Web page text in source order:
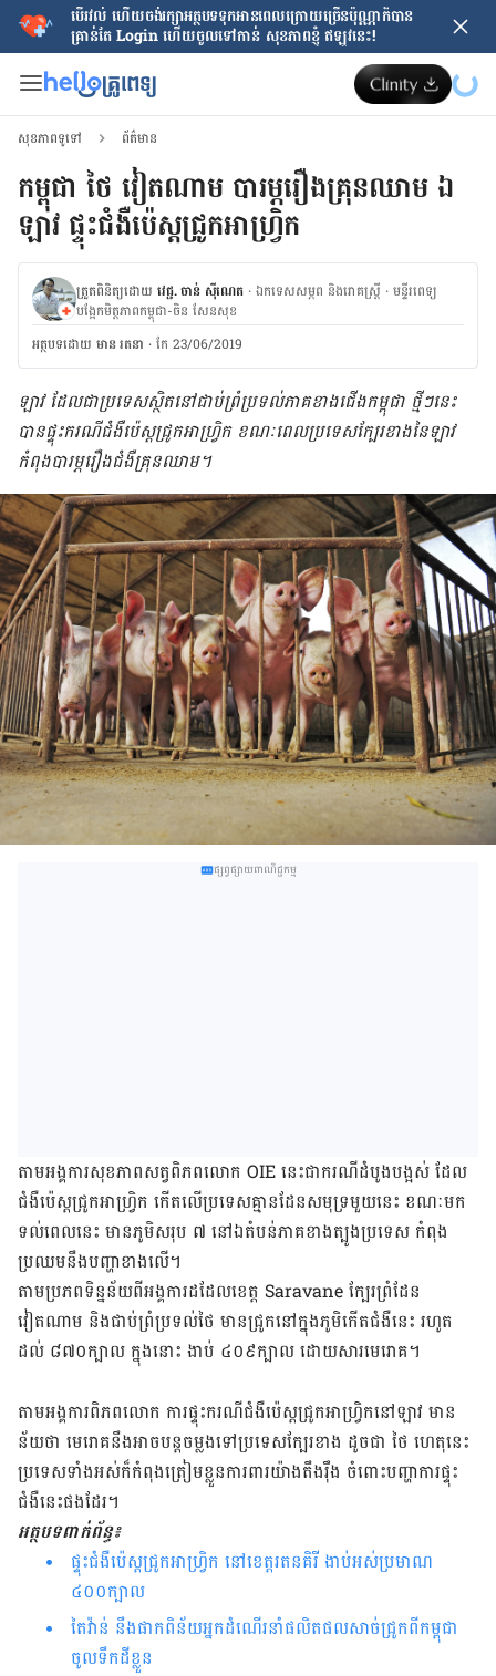
បើរវល់ ហើយចង់​រក្សាអត្ថបទទុកអានពេលក្រោយ​ច្រើនប៉ុណ្ណាក៏បាន
គ្រាន់តែ​ Login ហើយចូលទៅកាន់ សុខភាពខ្ញុំ ឥឡូវនេះ!
សុខភាពទូទៅ ព័ត៌មាន
កម្ពុជា ថៃ វៀតណាម បារម្ភ​រឿង​គ្រុន​​ឈាម ឯ​
ឡាវ​ ផ្ទុះ​ជំងឺ​ប៉េស្ត​ជ្រូក​អាហ្វ្រិក​​​
ត្រួតពិនិត្យដោយ វេជ្ជ. ចាន់ ស៊ីណេត ·ឯកទេសសម្ភព និងរោគស្ត្រី ·ម​ន្ទីរពេទ្យ
បង្អែកមិត្តភាពកម្ពុជា-ចិន សែនសុខ
អត្ថបទ​ដោយ មាន រតនា ·កែ 23/06/2019
ឡាវ ដែលជា​ប្រទេស​​ស្ថិត​នៅ​ជាប់ព្រំ​ប្រទល់​ភាគ​ខាង​ជើង​កម្ពុជា ថ្មី​ៗ​នេះ
បាន​ផ្ទុះ​​ករណី​ជំងឺ​ប៉េស្តជ្រូក​​អាហ្រ្វិក​​ ខណៈ​ពេល​ប្រទេស​ក្បែរ​ខាង​នៃ​ឡាវ
កំពុង​បារម្ភ​រឿង​ជំងឺ​គ្រុន​ឈាម។
ផ្សព្វផ្សាយពាណិជ្ជកម្ម
តាម​អង្គការ​សុខភាព​សត្វ​ពិភពលោក OIE នេះ​ជា​ករណី​ដំបូង​បង្អស់ ដែល​
ជំងឺ​ប៉េស្ត​ជ្រូក​អាហ្វ្រិក កើត​លើ​ប្រទេស​គ្មាន​ដែន​សមុទ្រ​​​មួយ​នេះ ខណៈមក​
ទល់​ពេល​នេះ មាន​ភូមិសរុប ៧​ នៅ​ឯតំបន់​ភាគ​ខាង​ត្បូង​ប្រទេស​ កំពុង​​
ប្រឈម​នឹង​បញ្ហា​ខាង​លើ។
តាម​ប្រភព​ទិន្នន័យ​ពី​​អង្គការ​ដដែល​ខេត្ត Saravane ក្បែរ​ព្រំដែន​
វៀតណាម និង​​ជាប់​ព្រំប្រទល់​ថៃ​ មាន​ជ្រូក​​នៅ​ក្នុង​ភូមិ​កើត​ជំងឺ​នេះ រហូត​
ដល់ ៨៧០ក្បាល ក្នុង​នោះ ងាប់​ ៤០៩​ក្បាល ដោយ​សារ​មេរោគ។
តាម​​​អង្គការ​ពិភព​លោក​ ការ​ផ្ទុះ​ករណី​ជំងឺ​ប៉េស្ត​ជ្រូក​អាហ្វ្រិកនៅ​ឡាវ មាន​
ន័យ​ថា មេរោគ​នឹង​អាច​បន្ត​ចម្លង​ទៅ​ប្រទេស​ក្បែរ​ខាង ដូច​ជា ​ថៃ ​ហេតុ​​នេះ
ប្រទេស​ទាំង​អស់ក៏កំពុង​ត្រៀម​ខ្លួន​ការពារ​យ៉ាង​តឹង​រ៉ឹង ​ចំពោះ​​បញ្ហា​ការ​ផ្ទុះ​
ជំងឺ​នេះ​ផងដែរ។
អត្ថបទ​ពាក់ព័ន្ធ៖
ផ្ទុះ​ជំងឺ​ប៉េស្ត​ជ្រូក​អាហ្វ្រិក នៅ​ខេត្ត​រតនគិរី ងាប់​​អស់​ប្រមាណ
៤០០ក្បាល
តៃវ៉ាន់ ​​​​​​នឹង​​​ផាក​ពិន័យ​​អ្នក​ដំណើរ​នាំ​ផលិត​ផល​សាច់​ជ្រូក​ពី​កម្ពុជា
ចូល​ទឹក​ដី​ខ្លួន​